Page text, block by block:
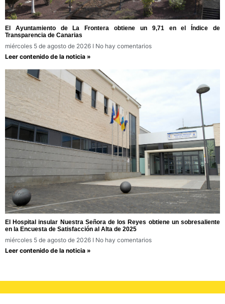
El Ayuntamiento de La Frontera obtiene un 9,71 en el Índice de
Transparencia de Canarias
miércoles 5 de agosto de 2026
No hay comentarios
Leer contenido de la noticia »
El Hospital insular Nuestra Señora de los Reyes obtiene un sobresaliente
en la Encuesta de Satisfacción al Alta de 2025
miércoles 5 de agosto de 2026
No hay comentarios
Leer contenido de la noticia »